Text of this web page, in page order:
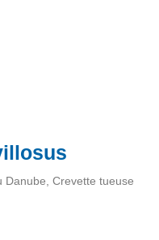
Danube, Crevette tueuse